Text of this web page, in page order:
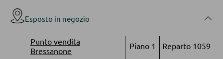
Mensole a parete
Librerie
Mensole in legno
Esposto in negozio
Punto vendita
Bressanone
Piano 1
Reparto 1059